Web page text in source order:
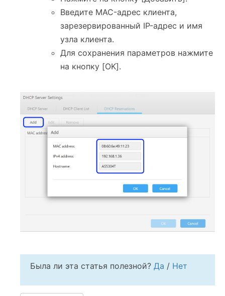
Введите MAC-адрес клиента,
зарезервированный IP-адрес и имя
узла клиента.
Для сохранения параметров нажмите
на кнопку [OK].
Была ли эта статья полезной? Да / Нет